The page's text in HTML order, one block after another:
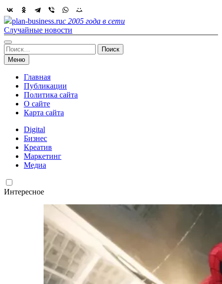
Skip
to
content
plan-business.ruс 2005 года в сети
Случайные новости
Найти:
Меню
Главная
Публикации
Политика сайта
О сайте
Карта сайта
Digital
Бизнес
Креатив
Маркетинг
Медиа
Интересное